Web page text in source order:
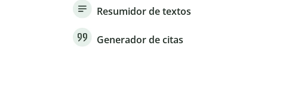
Resumidor de textos
Generador de citas